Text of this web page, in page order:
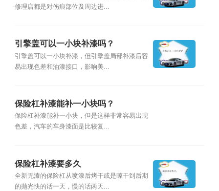
修理店都是对伤痕部位及周边进...
引擎盖可以一小块补漆吗？
引擎盖可以一小块补漆，但引擎盖局部补漆后容
易出现色差和油漆接口，影响美...
保险杠补漆能补一小块吗？
保险杠补漆能补一小块，但是这样非常容易出现
色差，汽车的车身漆面是比较复...
保险杠补漆要多久
全新无漆的保险杠从喷漆后烤干或是晾干到后期
的抛光快的话一天，慢的话两天...